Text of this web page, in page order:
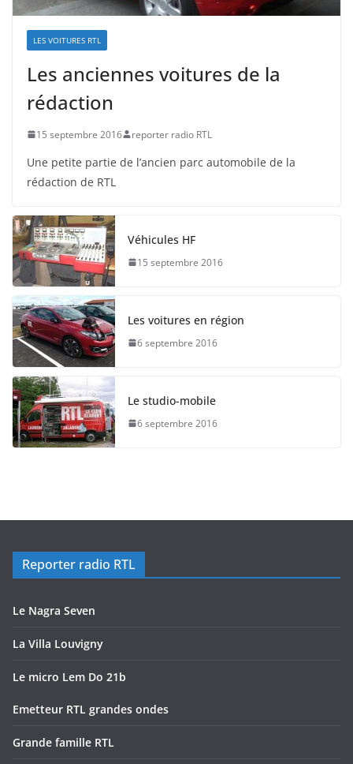
LES VOITURES RTL
Les anciennes voitures de la
rédaction
15 septembre 2016 reporter radio RTL
Une petite partie de l’ancien parc automobile de la
rédaction de RTL
Véhicules HF
15 septembre 2016
Les voitures en région
6 septembre 2016
Le studio-mobile
6 septembre 2016
Reporter radio RTL
Le Nagra Seven
La Villa Louvigny
Le micro Lem Do 21b
Emetteur RTL grandes ondes
Grande famille RTL